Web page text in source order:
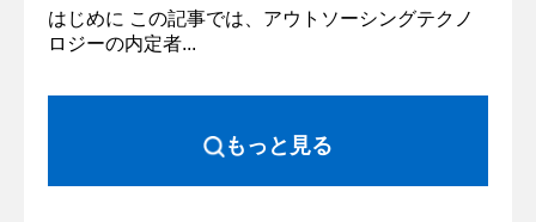
はじめに この記事では、アウトソーシングテクノ
ロジーの内定者...
もっと見る